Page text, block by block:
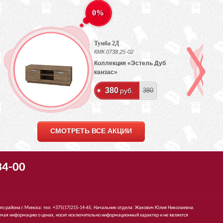
0%
Тумба 2Д
КМК 0738.25-02
Коллекция «Эстель Дуб
канзас»
380 руб. 380
СМОТРЕТЬ ВСЕ АКЦИИ
00
района г.Минска: тел. +375(17)215-14-65, Начальник отдела: Жакович Юлия Николаевна.
информацию о ценах, носит исключительно информационный характер и не является